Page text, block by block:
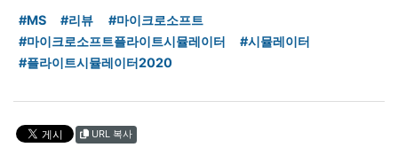
#MS #리뷰
#마이크로소프트
#마이크로소프트플라이트시뮬레이터
#시뮬레이터
#플라이트시뮬레이터2020
URL 복사